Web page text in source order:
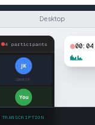
Desktop
4 participants
JK
James K.
You
00:05